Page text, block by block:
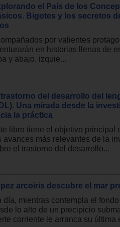
el País de los
Bigotes y los secretos
por valientes
en historias llenas de
y abajo, izquie...
del desarrollo del
Una mirada desde la
la práctica
libro tiene el objetivo principal
avances más relevantes de la
el trastorno del desarrollo...
arcoiris descubre el mar
día, mientras contempla el
lo alto de un precipicio
corriente le arranca su última